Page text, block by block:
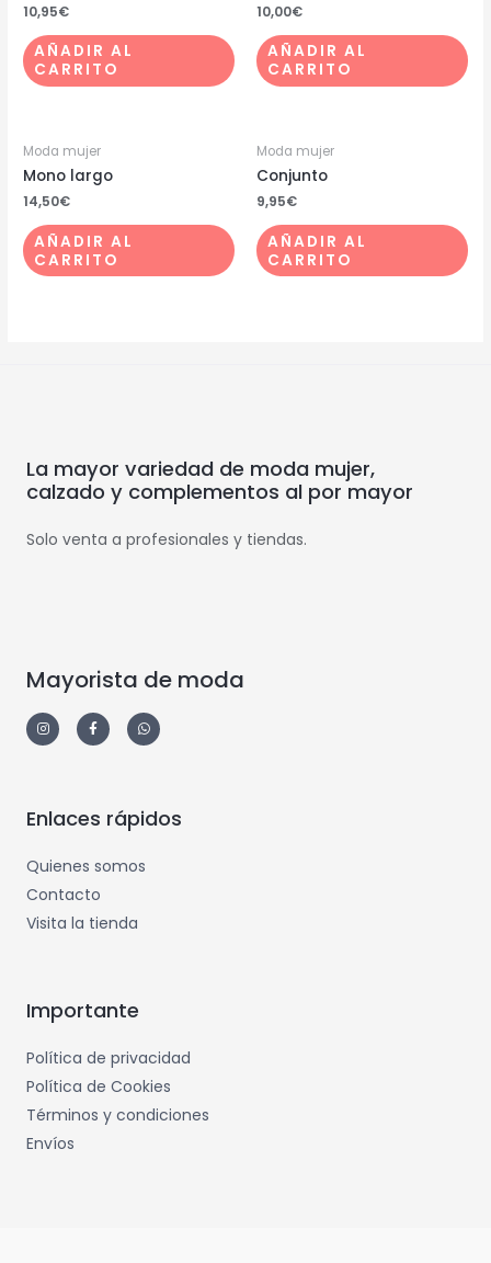
10,95€
AÑADIR AL
CARRITO
10,00€
AÑADIR AL
CARRITO
Moda mujer
Mono largo
14,50€
AÑADIR AL
CARRITO
Moda mujer
Conjunto
9,95€
AÑADIR AL
CARRITO
La mayor variedad de moda mujer,
calzado y complementos al por mayor
Solo venta a profesionales y tiendas.
Mayorista de moda
Enlaces rápidos
Quienes somos
Contacto
Visita la tienda
Importante
Política de privacidad
Política de Cookies
Términos y condiciones
Envíos